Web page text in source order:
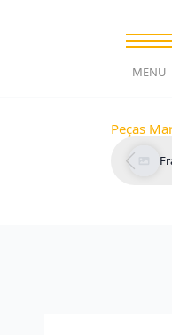
MENU
Peças